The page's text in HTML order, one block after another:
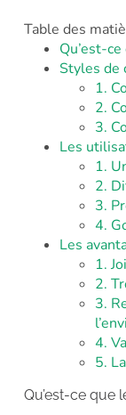
Table des
Qu’est-
Styles de
1.
2.
3.
Les
1.
2.
3.
4.
Les
1.
2.
3.
4.
5.
Qu’est-ce que